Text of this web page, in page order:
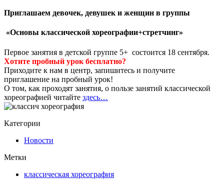
Приглашаем девочек, девушек и женщин в группы
«Основы классической хореографии+стретчинг»
Первое занятия в детской группе 5+ состоится 18 сентября.
Хотите пробный урок бесплатно?
Приходите к нам в центр, запишитесь и получите
приглашение на пробный урок!
О том, как проходят занятия, о пользе занятий классической
хореографией читайте здесь…
Категории
Новости
Метки
классическая хореография